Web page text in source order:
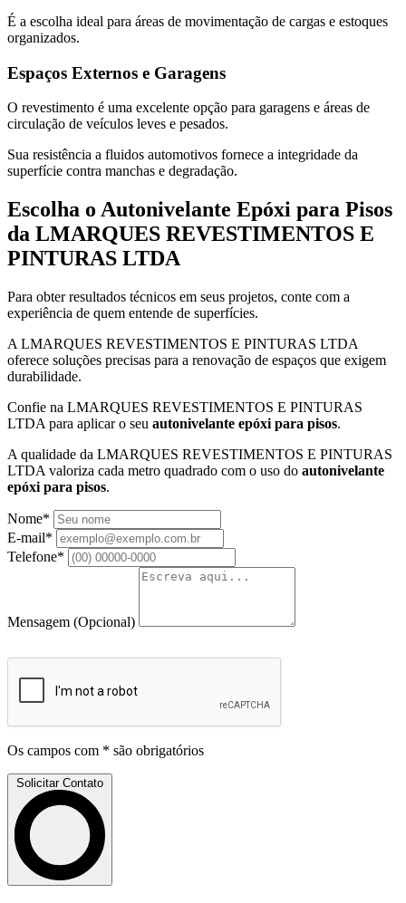
É a escolha ideal para áreas de movimentação de cargas e estoques
organizados.
Espaços Externos e Garagens
O revestimento é uma excelente opção para garagens e áreas de
circulação de veículos leves e pesados.
Sua resistência a fluidos automotivos fornece a integridade da
superfície contra manchas e degradação.
Escolha o Autonivelante Epóxi para Pisos
da LMARQUES REVESTIMENTOS E
PINTURAS LTDA
Para obter resultados técnicos em seus projetos, conte com a
experiência de quem entende de superfícies.
A LMARQUES REVESTIMENTOS E PINTURAS LTDA
oferece soluções precisas para a renovação de espaços que exigem
durabilidade.
Confie na LMARQUES REVESTIMENTOS E PINTURAS
LTDA para aplicar o seu autonivelante epóxi para pisos.
A qualidade da LMARQUES REVESTIMENTOS E PINTURAS
LTDA valoriza cada metro quadrado com o uso do autonivelante
epóxi para pisos.
Nome*
E-mail*
Telefone*
Mensagem (Opcional)
Os campos com * são obrigatórios
Solicitar Contato